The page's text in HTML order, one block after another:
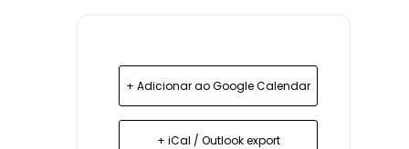
+ Adicionar ao Google Calendar
+ iCal / Outlook export